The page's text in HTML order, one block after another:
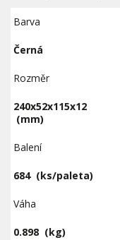
Barva
Černá
Rozměr
240x52x115x12
(mm)
Balení
684 (ks/paleta)
Váha
0.898 (kg)